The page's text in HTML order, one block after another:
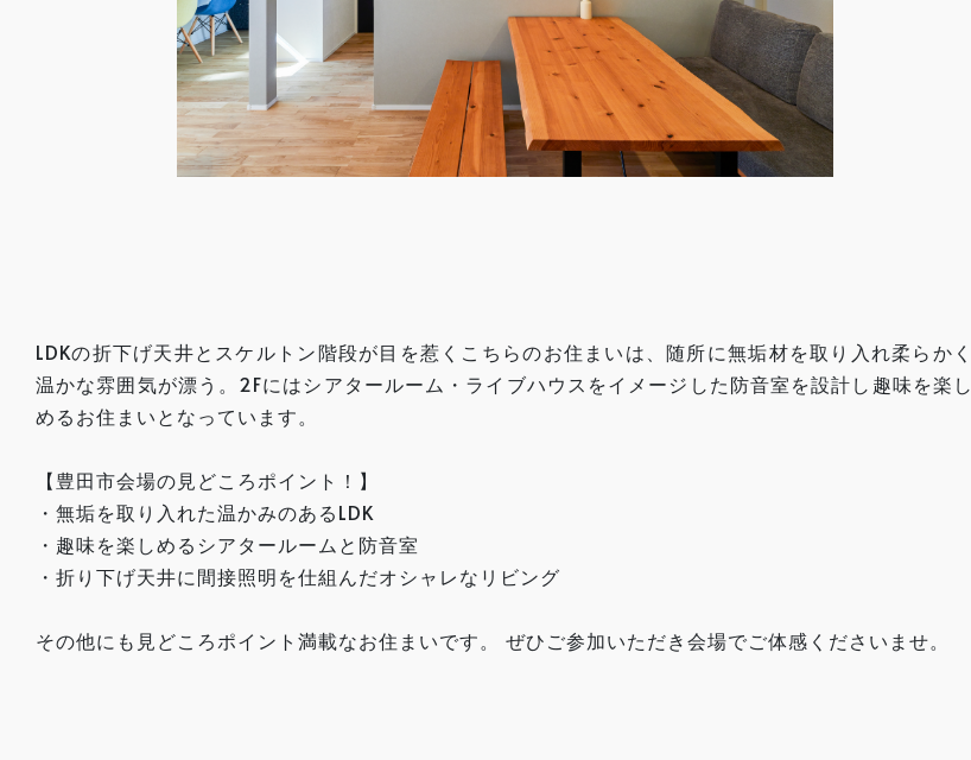
LDKの折下げ天井とスケルトン階段が目を惹くこちらのお住まいは、随所に無垢材を取り入れ柔らかく
温かな雰囲気が漂う。2Fにはシアタールーム・ライブハウスをイメージした防音室を設計し趣味を楽し
めるお住まいとなっています。
【豊田市会場の見どころポイント！】
・無垢を取り入れた温かみのあるLDK
・趣味を楽しめるシアタールームと防音室
・折り下げ天井に間接照明を仕組んだオシャレなリビング
その他にも見どころポイント満載なお住まいです。 ぜひご参加いただき会場でご体感くださいませ。